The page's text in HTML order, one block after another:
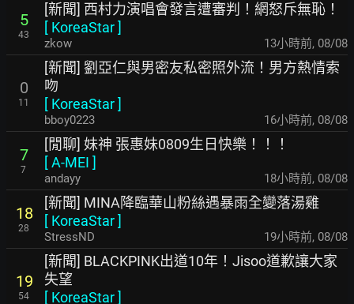
5
43
[新聞] 西村力演唱會發言遭審判！網怒斥無恥！
[ KoreaStar]
zkow 13小時前, 08/08
0
11
[新聞] 劉亞仁與男密友私密照外流！男方熱情索
吻
[ KoreaStar]
bboy0223 16小時前, 08/08
7
7
[閒聊] 妹神 張惠妹0809生日快樂！！！
[A-MEI ]
andayy 18小時前, 08/08
18
28
[新聞] MINA降臨華山粉絲遇暴雨全變落湯雞
[ KoreaStar]
StressND 19小時前, 08/08
19
54
[新聞] BLACKPINK出道10年！Jisoo道歉讓大家
失望
[ KoreaStar]